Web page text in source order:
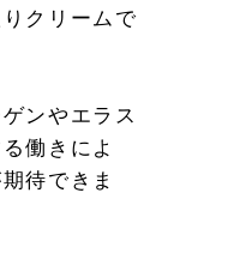
クリームで
ンやエラス
働きによ
待できま